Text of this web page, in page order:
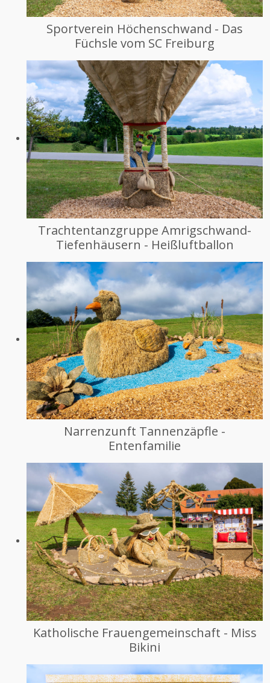
Sportverein Höchenschwand - Das
Füchsle vom SC Freiburg
Trachtentanzgruppe Amrigschwand-
Tiefenhäusern - Heißluftballon
Narrenzunft Tannenzäpfle -
Entenfamilie
Katholische Frauengemeinschaft - Miss
Bikini